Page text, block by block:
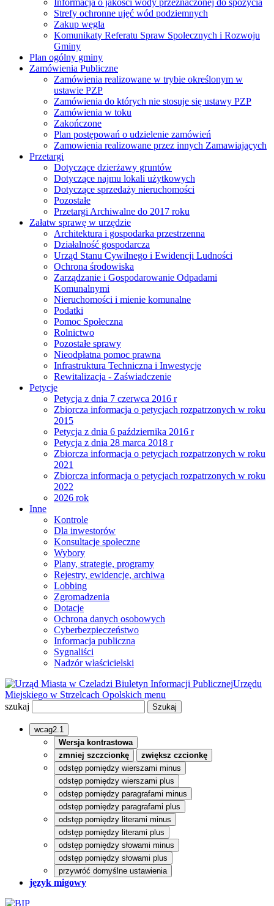
Informacja o jakości wody przeznaczonej do spożycia
Strefy ochronne ujęć wód podziemnych
Zakup węgla
Komunikaty Referatu Spraw Spolecznych i Rozwoju
Gminy
Plan ogólny gminy
Zamówienia Publiczne
Zamówienia realizowane w trybie określonym w
ustawie PZP
Zamówienia do których nie stosuje się ustawy PZP
Zamówienia w toku
Zakończone
Plan postępowań o udzielenie zamówień
Zamowienia realizowane przez innych Zamawiających
Przetargi
Dotyczące dzierżawy gruntów
Dotyczące najmu lokali użytkowych
Dotyczące sprzedaży nieruchomości
Pozostałe
Przetargi Archiwalne do 2017 roku
Załatw sprawę w urzędzie
Architektura i gospodarka przestrzenna
Działalność gospodarcza
Urząd Stanu Cywilnego i Ewidencji Ludności
Ochrona środowiska
Zarządzanie i Gospodarowanie Odpadami
Komunalnymi
Nieruchomości i mienie komunalne
Podatki
Pomoc Społeczna
Rolnictwo
Pozostałe sprawy
Nieodpłatna pomoc prawna
Infrastruktura Techniczna i Inwestycje
Rewitalizacja - Zaświadczenie
Petycje
Petycja z dnia 7 czerwca 2016 r
Zbiorcza informacja o petycjach rozpatrzonych w roku
2015
Petycja z dnia 6 października 2016 r
Petycja z dnia 28 marca 2018 r
Zbiorcza informacja o petycjach rozpatrzonych w roku
2021
Zbiorcza informacja o petycjach rozpatrzonych w roku
2022
2026 rok
Inne
Kontrole
Dla inwestorów
Konsultacje społeczne
Wybory
Plany, strategie, programy
Rejestry, ewidencje, archiwa
Lobbing
Zgromadzenia
Dotacje
Ochrona danych osobowych
Cyberbezpieczeństwo
Informacja publiczna
Sygnaliści
Nadzór właścicielski
Biuletyn Informacji PublicznejUrzędu
Miejskiego w Strzelcach Opolskich menu
szukaj
wcag2.1
Wersja kontrastowa
zmniej szczcionkę
zwiększ czcionkę
odstęp pomiędzy wierszami minus
odstęp pomiędzy wierszami plus
odstęp pomiędzy paragrafami minus
odstęp pomiędzy paragrafami plus
odstęp pomiędzy literami minus
odstęp pomiędzy literami plus
odstęp pomiędzy słowami minus
odstęp pomiędzy słowami plus
przywróć domyślne ustawienia
język migowy